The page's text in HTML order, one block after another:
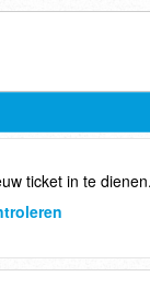
ticket in te dienen.